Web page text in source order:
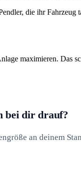
die ihr
maximieren. Das
bei dir drauf?
an deinem